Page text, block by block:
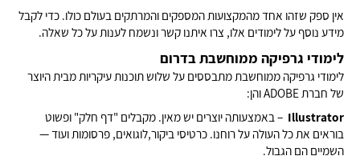
אין ספק שזהו אחד מהמקצועות המספקים והמרתקים בעולם כולו. כדי לקבל
מידע נוסף על לימודים אלו, צרו איתנו קשר ונשמח לענות על כל שאלה.
לימודי גרפיקה ממוחשבת בדרום
לימודי גרפיקה ממוחשבת מתבססים על שלוש תוכנות עיקריות מבית היוצר
של חברת ADOBE והן:
Illustrator – באמצעותה יוצרים יש מאין. מקבלים "דף חלק" ופשוט
בוראים את כל העולה על רוחנו. כרטיסי ביקור,לוגואים, פרסומות ועוד —
השמיים הם הגבול.